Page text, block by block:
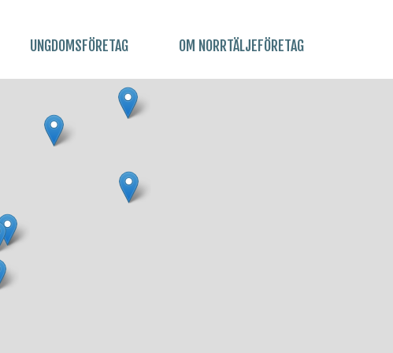
UNGDOMSFÖRETAG OM NORRTÄLJEFÖRETAG